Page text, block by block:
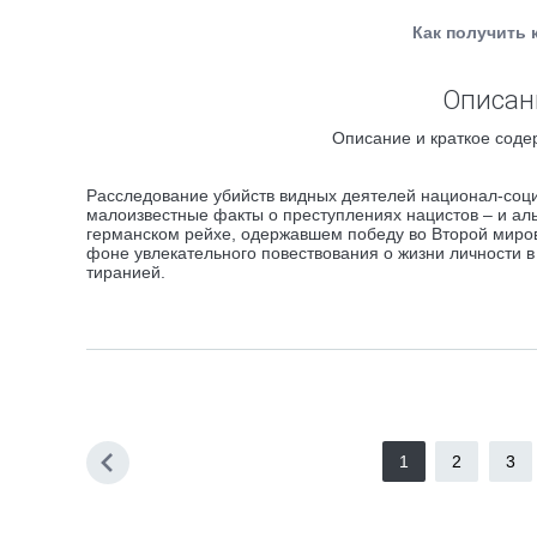
Как получить
Описание и краткое
Расследование убийств видных деятелей национал-
малоизвестные факты о преступлениях нацистов – и
германском рейхе, одержавшем победу во Второй
фоне увлекательного повествования о жизни личности
тиранией.
1 2 3